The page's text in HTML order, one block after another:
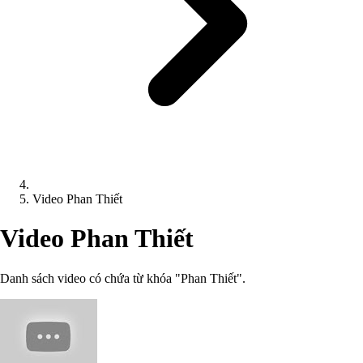
Video Phan Thiết
Video Phan Thiết
Danh sách video có chứa từ khóa "Phan Thiết".